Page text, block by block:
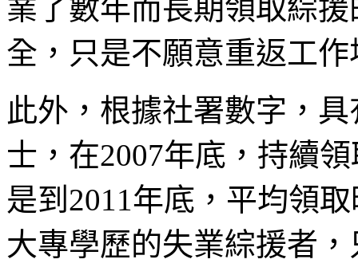
業了數年而長期領取綜
全，只是不願意重返工作
此外，根據社署數字，
士，在2007年底，持續
是到2011年底，平均領
大專學歷的失業綜援者